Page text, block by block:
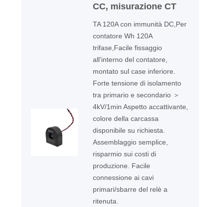
CC, misurazione CT
TA 120A con immunità DC,Per
contatore Wh 120A
trifase,Facile fissaggio
all'interno del contatore,
montato sul case inferiore.
Forte tensione di isolamento
tra primario e secondario ＞
4kV/1min Aspetto accattivante,
colore della carcassa
disponibile su richiesta.
Assemblaggio semplice,
risparmio sui costi di
produzione. Facile
connessione ai cavi
primari/sbarre del relè a
ritenuta.